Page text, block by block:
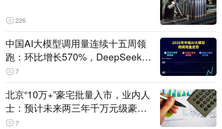
226
中国AI大模型调用量连续十五周领
跑：环比增长570%，DeepSeek-V
4-Flash正式版登顶！MiniMax M
3、阶跃星辰Step 3.7 Flash跌出榜
单
7
北京“10万+”豪宅批量入市，业内人
士：预计未来两三年千万元级豪宅
潜在供应达万套！谁在买单？
7